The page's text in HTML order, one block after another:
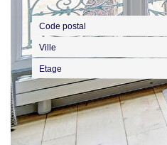
Code postal
Ville
Etage